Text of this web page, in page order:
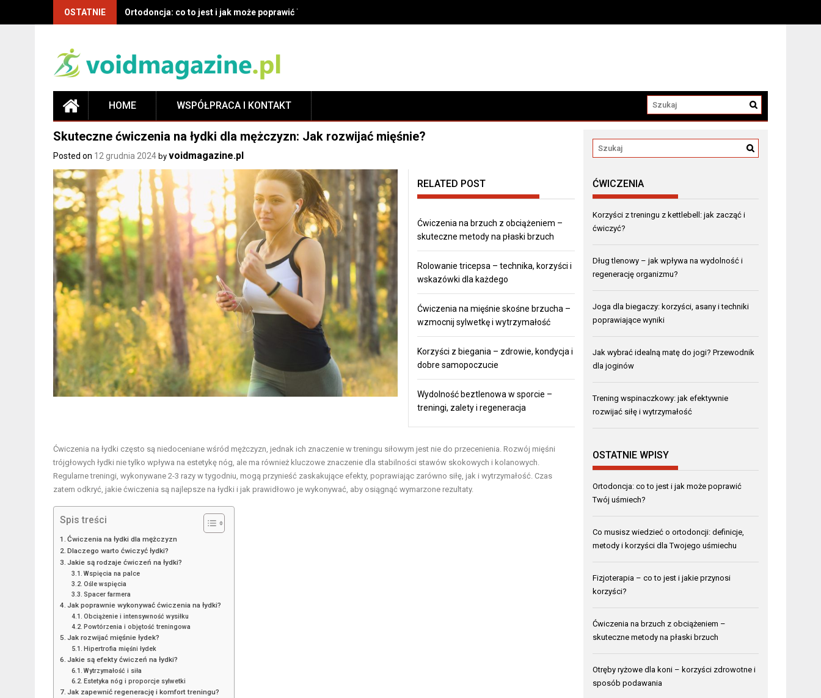
OSTATNIE Ortodoncja: co to jest i jak może poprawić Twój uśmiech?
HOME WSPÓŁPRACA I KONTAKT
Skuteczne ćwiczenia na łydki dla mężczyzn: Jak rozwijać mięśnie?
Posted on 12 grudnia 2024 by voidmagazine.pl
RELATED POST
Ćwiczenia na brzuch z obciążeniem –
skuteczne metody na płaski brzuch
Rolowanie tricepsa – technika, korzyści i
wskazówki dla każdego
Ćwiczenia na mięśnie skośne brzucha –
wzmocnij sylwetkę i wytrzymałość
Korzyści z biegania – zdrowie, kondycja i
dobre samopoczucie
Wydolność beztlenowa w sporcie –
treningi, zalety i regeneracja
Ćwiczenia na łydki często są niedoceniane wśród mężczyzn, jednak ich znaczenie w treningu siłowym jest nie do przecenienia. Rozwój mięśni
trójgłowych łydki nie tylko wpływa na estetykę nóg, ale ma również kluczowe znaczenie dla stabilności stawów skokowych i kolanowych.
Regularne treningi, wykonywane 2-3 razy w tygodniu, mogą przynieść zaskakujące efekty, poprawiając zarówno siłę, jak i wytrzymałość. Czas
zatem odkryć, jakie ćwiczenia są najlepsze na łydki i jak prawidłowo je wykonywać, aby osiągnąć wymarzone rezultaty.
Spis treści
Ćwiczenia na łydki dla mężczyzn
Dlaczego warto ćwiczyć łydki?
Jakie są rodzaje ćwiczeń na łydki?
Wspięcia na palce
Ośle wspięcia
Spacer farmera
Jak poprawnie wykonywać ćwiczenia na łydki?
Obciążenie i intensywność wysiłku
Powtórzenia i objętość treningowa
Jak rozwijać mięśnie łydek?
Hipertrofia mięśni łydek
Jakie są efekty ćwiczeń na łydki?
Wytrzymałość i siła
Estetyka nóg i proporcje sylwetki
Jak zapewnić regenerację i komfort treningu?
ĆWICZENIA
Korzyści z treningu z kettlebell: jak zacząć i
ćwiczyć?
Dług tlenowy – jak wpływa na wydolność i
regenerację organizmu?
Joga dla biegaczy: korzyści, asany i techniki
poprawiające wyniki
Jak wybrać idealną matę do jogi? Przewodnik
dla joginów
Trening wspinaczkowy: jak efektywnie
rozwijać siłę i wytrzymałość
OSTATNIE WPISY
Ortodoncja: co to jest i jak może poprawić
Twój uśmiech?
Co musisz wiedzieć o ortodoncji: definicje,
metody i korzyści dla Twojego uśmiechu
Fizjoterapia – co to jest i jakie przynosi
korzyści?
Ćwiczenia na brzuch z obciążeniem –
skuteczne metody na płaski brzuch
Otręby ryżowe dla koni – korzyści zdrowotne i
sposób podawania